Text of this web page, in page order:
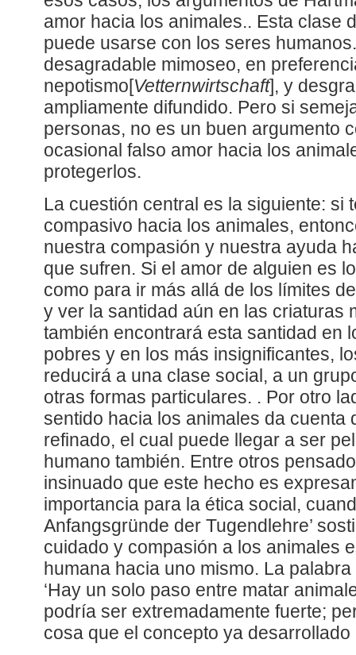
amor hacia los animales.. Esta clase
puede usarse con los seres
desagradable mimoseo, en
nepotismo[Vetternwirtschaft], y
ampliamente difundido. Pero si
personas, no es un buen argumento
ocasional falso amor hacia los
protegerlos.
La cuestión central es la siguiente: si
compasivo hacia los animales,
nuestra compasión y nuestra ayuda
que sufren. Si el amor de alguien es
como para ir más allá de los límites
y ver la santidad aún en las criaturas
también encontrará esta santidad en
pobres y en los más insignificantes,
reducirá a una clase social, a un
otras formas particulares. . Por otro
sentido hacia los animales da cuenta
refinado, el cual puede llegar a ser
humano también. Entre otros
insinuado que este hecho es
importancia para la ética social,
Anfangsgründe der Tugendlehre’
cuidado y compasión a los animales
humana hacia uno mismo. La
‘Hay un solo paso entre matar
podría ser extremadamente fuerte;
cosa que el concepto ya desarrollado